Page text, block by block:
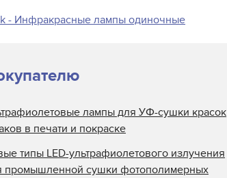
- Инфракрасные лампы одиночные
лампы для УФ-сушки красок
в печати и покраске
типы LED-ультрафиолетового излучения
промышленной сушки фотополимерных